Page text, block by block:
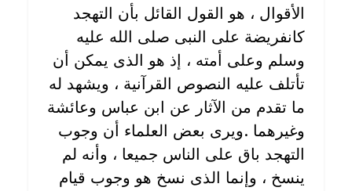
الأقوال ، هو القول القائل بأن التهجد
كانفريضة على النبى صلى الله عليه
وسلم وعلى أمته ، إذ هو الذى يمكن أن
تأتلف عليه النصوص القرآنية ، ويشهد له
ما تقدم من الآثار عن ابن عباس وعائشة
وغيرهما .ويرى بعض العلماء أن وجوب
التهجد باق على الناس جميعا ، وأنه لم
ينسخ ، وإنما الذى نسخ هو وجوب قيام